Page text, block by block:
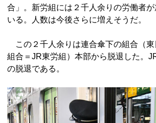
合」。新労組には２千人余りの労働者
いる。人数は今後さらに増えそうだ。
この２千人余りは連合傘下の組合（東
組合＝JR東労組）本部から脱退した。
の脱退である。